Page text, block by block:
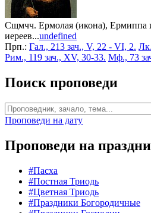
Сщмчч. Ермолая (икона), Ермиппа
иереев...undefined
Прп.: Гал., 213 зач., V, 22 - VI, 2.
Рим., 119 зач., XV, 30-33. Мф., 73
Поиск проповеди
Проповеди на дату
Проповеди на
#Пасха
#Постная Триодь
#Цветная Триодь
#Праздники Богородичные